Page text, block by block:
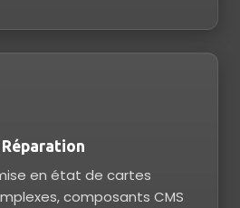
en état de cartes
composants CMS